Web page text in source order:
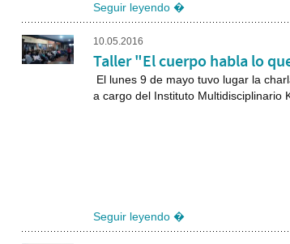
Seguir leyendo �
10.05.2016
Taller "El cuerpo habla lo
El lunes 9 de mayo tuvo lugar la
a cargo del Instituto Multidisciplinario
Seguir leyendo �